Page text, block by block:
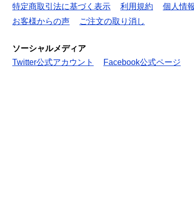
特定商取引法に基づく表示
利用規約 個人情
お客様からの声
ご注文の取り消し
ソーシャルメディア
Twitter公式アカウント
Facebook公式ページ